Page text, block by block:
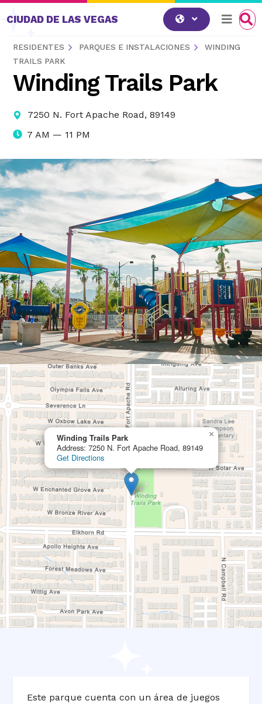
Saltar al contenido
CIUDAD DE LAS VEGAS
RESIDENTES PARQUES E INSTALACIONES
WINDING
TRAILS PARK
Winding Trails Park
7250 N. Fort Apache Road, 89149
7 AM — 11 PM
Winding Trails Park
Address: 7250 N. Fort Apache Road, 89149
Get Directions
×
Este parque cuenta con un área de juegos